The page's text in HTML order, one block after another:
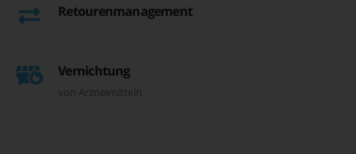
Retourenmanagement
Vernichtung
von Arzneimitteln